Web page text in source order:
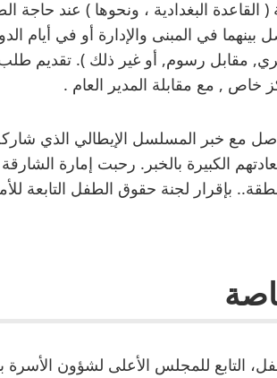
( القاعدة البغدادية ، ونحوها ) عند حاجة
بينهما في المبنى والإدارة أو في أيام
مقابل رسوم, أو غير ذلك ). تقديم
, مع مقابلة المدير العام .
مع خبر المسلسل الإيطالي الذي
الكبيرة بالخبر. رحبت إمارة الشارقة
بإقرار لجنة حقوق الطفل التابعة
التابع للمجلس الأعلى لشؤون الأسرة